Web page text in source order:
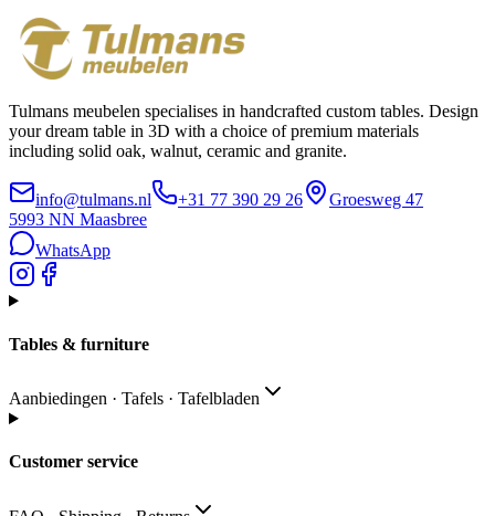
Tulmans meubelen specialises in handcrafted custom tables. Design
your dream table in 3D with a choice of premium materials
including solid oak, walnut, ceramic and granite.
info@tulmans.nl +31 77 390 29 26
Groesweg 47
5993 NN Maasbree
WhatsApp
Tables & furniture
Aanbiedingen · Tafels · Tafelbladen
Customer service